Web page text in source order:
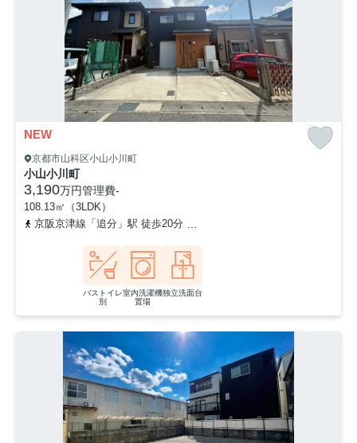
NEW
京都市山科区小山小川町
小山小川町
3,190万円管理費-
108.13㎡（3LDK）
京阪京津線「追分」駅 徒歩20分
バストイレ
別
室内洗濯機
置場
独立洗面台